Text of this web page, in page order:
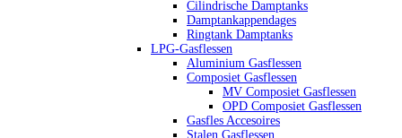
Cilindrische Damptanks
Damptankappendages
Ringtank Damptanks
LPG-Gasflessen
Aluminium Gasflessen
Composiet Gasflessen
MV Composiet Gasflessen
OPD Composiet Gasflessen
Gasfles Accesoires
Stalen Gasflessen